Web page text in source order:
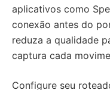
aplicativos como
conexão antes do
reduza a qualidade
captura cada
Configure seu